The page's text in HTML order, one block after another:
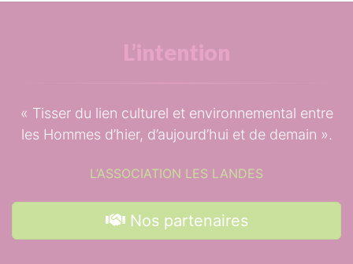
Tisser du lien culturel et environnemental entre
les Hommes d’hier, d’aujourd’hui et de demain
.
L’ASSOCIATION LES LANDES
Nos partenaires